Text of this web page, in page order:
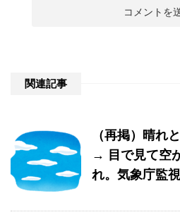
関連記事
（再掲）晴れ
→ 目で見て空
れ。気象庁監